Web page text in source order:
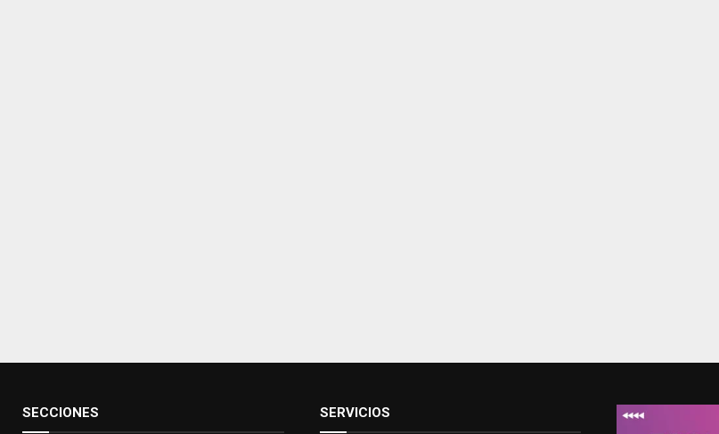
SECCIONES SERVICIOS